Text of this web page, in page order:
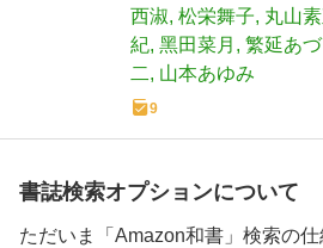
西淑 松栄舞子 丸山
紀 黑田菜月 繁延あづ
二
山本あゆみ
9
書誌検索オプションについて
ただいま「Amazon和書」検索の